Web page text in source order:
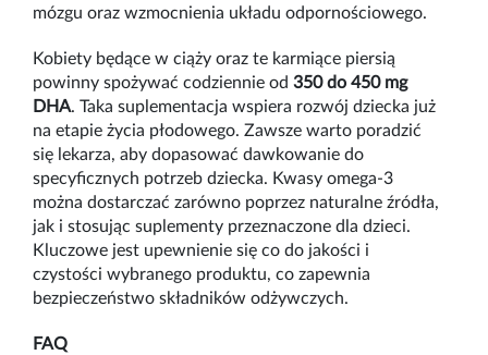
mózgu oraz wzmocnienia układu odpornościowego.
Kobiety będące w ciąży oraz te karmiące piersią
powinny spożywać codziennie od 350 do 450 mg
DHA. Taka suplementacja wspiera rozwój dziecka już
na etapie życia płodowego. Zawsze warto poradzić
się lekarza, aby dopasować dawkowanie do
specyficznych potrzeb dziecka. Kwasy omega-3
można dostarczać zarówno poprzez naturalne źródła,
jak i stosując suplementy przeznaczone dla dzieci.
Kluczowe jest upewnienie się co do jakości i
czystości wybranego produktu, co zapewnia
bezpieczeństwo składników odżywczych.
FAQ